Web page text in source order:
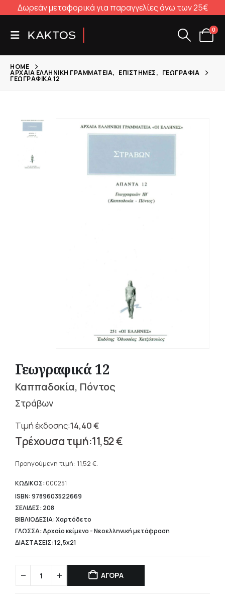
Δωρεάν μεταφορικά για παραγγελίες άνω των 25€
0
HOME
ΑΡΧΑΊΑ ΕΛΛΗΝΙΚΉ ΓΡΑΜΜΑΤΕΊΑ, ΕΠΙΣΤΉΜΕΣ, ΓΕΩΓΡΑΦΊΑ
ΓΕΩΓΡΑΦΙΚΆ 12
Γεωγραφικά 12
Καππαδοκία, Πόντος
Στράβων
14,40€
Original
price
14,40 €.
11,52€
τρέχουσα
είναι:
11,52 €.
Προηγούμενη τιμή: 11,52 €.
ΚΩΔΙΚΟΣ: 000251
ISBN: 9789603522669
ΣΕΛΙΔΕΣ: 208
ΒΙΒΛΙΟΔΕΣΙΑ: Χαρτόδετο
ΓΛΩΣΣΑ: Αρχαίο κείμενο - Νεοελληνική μετάφραση
ΔΙΑΣΤΑΣΕΙΣ: 12,5x21
ΑΓΟΡΑ